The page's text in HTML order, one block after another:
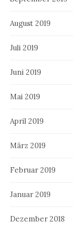
August 2019
Juli 2019
Juni 2019
Mai 2019
April 2019
März 2019
Februar 2019
Januar 2019
Dezember 2018